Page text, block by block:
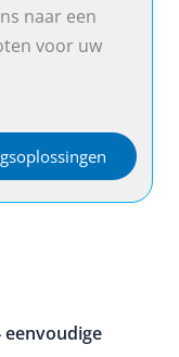
naar een
voor uw
eenvoudige